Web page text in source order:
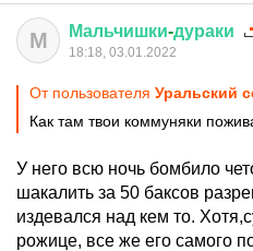
М Мальчишки-дураки
18:18, 03.01.2022
От пользователя Уральский
Как там твои коммуняки
У него всю ночь бомбило
шакалить за 50 баксов
издевался над кем то.
рожице, все же его самого